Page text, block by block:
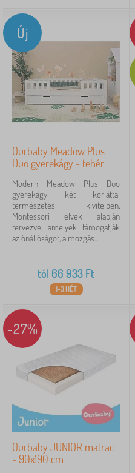
Új
Ourbaby Meadow Plus
Duo gyerekágy - fehér
Modern Meadow Plus Duo
gyerekágy két korláttal
természetes kivitelben,
Montessori elvek alapján
tervezve, amelyek támogatják
az önállóságot, a mozgás...
tól 66 933 Ft
1-3 HÉT
-27%
Ourbaby JUNIOR matrac
- 90x190 cm